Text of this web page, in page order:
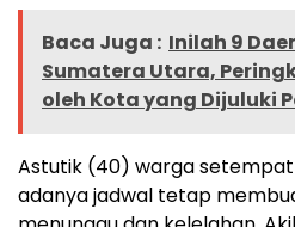
Baca Juga : Inilah 9
Sumatera Utara,
oleh Kota yang Dijuluki
Astutik (40) warga
adanya jadwal tetap